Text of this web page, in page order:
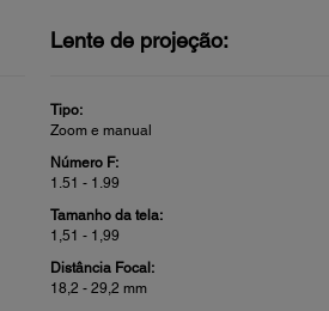
Lente de projeção:
Tipo:
Zoom e manual
Número F:
1.51 - 1.99
Tamanho da tela:
1,51 - 1,99
Distância Focal:
18,2 - 29,2 mm